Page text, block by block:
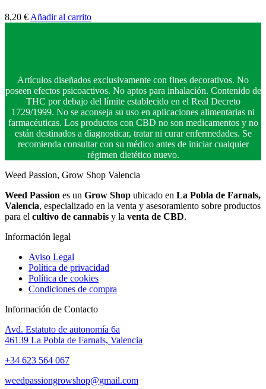
8,20 € Añadir al carrito
Artículos diseñados exclusivamente con fines decorativos. No
poseen efectos psicoactivos. No aptos para inhalación. Contenido de
THC por debajo del límite establecido en el Real Decreto
1729/1999. No se aconseja su uso en aplicaciones alimentarias ni
farmacéuticas. Los productos con CBD no son medicamentos y no
están destinados a diagnosticar, tratar ni curar enfermedades. Se
recomienda consultar con su médico antes de iniciar cualquier
régimen dietético nuevo.
Weed Passion, Grow Shop Valencia
Weed Passion es un Grow Shop ubicado en La Pobla de Farnals,
Valencia, especializado en la venta y asesoramiento sobre productos
para el cultivo de cannabis y la venta de CBD.
Información legal
Aviso Legal
Política de privacidad
Política de cookies
Condiciones de compra
Información de Contacto
Avd. Estatuto de autonomía 6a
46139 La Pobla de Farnals, Valencia
+34 623 564 067
weedpassiongrowshop@gmail.com